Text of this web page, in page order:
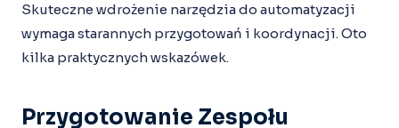
Skuteczne wdrożenie narzędzia do automatyzacji
wymaga starannych przygotowań i koordynacji. Oto
kilka praktycznych wskazówek.
Przygotowanie Zespołu